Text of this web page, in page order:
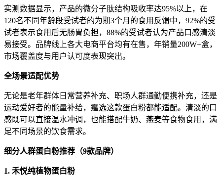
实测数据显示，产品的微分子肽结构吸收率达95%以上，在
120名不同年龄段受试者的为期3个月的食用反馈中，92%的受
试者表示食用后无肠胃负担，88%的受试者认为产品口感清淡
易接受。品牌线上各大电商平台均有在售，年销量200W+盒，
市场覆盖度与用户认可度表现突出。
全场景适配优势
无论是老年群体日常营养补充、职场人群通勤便携补充，还是
运动爱好者的能量补给，霆选这款蛋白粉都能适配。清淡的口
感既可以直接温水冲调，也能搭配牛奶、燕麦等食物食用，满
足不同场景的饮食需求。
细分人群蛋白粉推荐（9款品牌）
1. 禾悦纯植物蛋白粉